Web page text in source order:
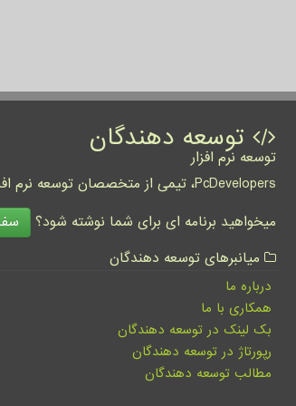
توسعه دهندگان
توسعه نرم افزار
PcDevelopers، تیمی از متخصصان توسعه نرم افزار که ایده های شما را به واقعیت تبدیل نموده و کسب و کار شما را متحول می کنند.
میخواهید برنامه ای برای شما نوشته شود؟
میانبرهای توسعه دهندگان
درباره ما
همکاری با ما
بک لینک در توسعه دهندگان
رپورتاژ در توسعه دهندگان
مطالب توسعه دهندگان